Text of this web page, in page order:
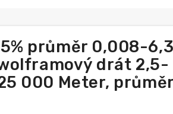
průměr 0,008-
drát 2,5-
000 Meter,